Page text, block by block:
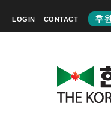
LOGIN CONTACT 후원